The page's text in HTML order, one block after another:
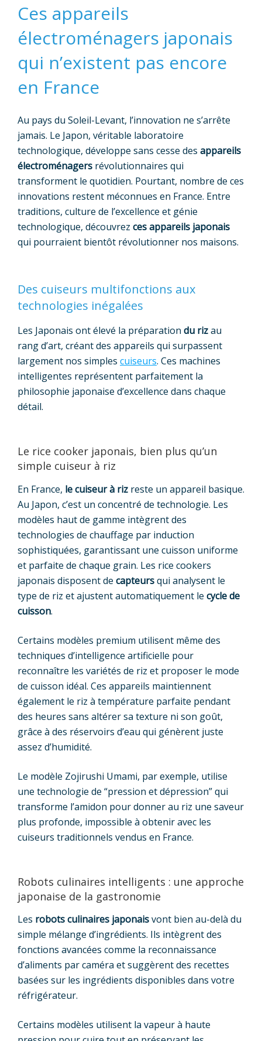
Ces appareils
électroménagers japonais
qui n’existent pas encore
en France
Au pays du Soleil-Levant, l’innovation ne s’arrête
jamais. Le Japon, véritable laboratoire
technologique, développe sans cesse des appareils
électroménagers révolutionnaires qui
transforment le quotidien. Pourtant, nombre de ces
innovations restent méconnues en France. Entre
traditions, culture de l’excellence et génie
technologique, découvrez ces appareils japonais
qui pourraient bientôt révolutionner nos maisons.
Des cuiseurs multifonctions aux
technologies inégalées
Les Japonais ont élevé la préparation du rizau
rang d’art, créant des appareils qui surpassent
largement nos simples cuiseurs. Ces machines
intelligentes représentent parfaitement la
philosophie japonaise d’excellence dans chaque
détail.
Le rice cooker japonais, bien plus qu’un
simple cuiseur à riz
En France, le cuiseur à riz reste un appareil basique.
Au Japon, c’est un concentré de technologie. Les
modèles haut de gamme intègrent des
technologies de chauffage par induction
sophistiquées, garantissant une cuisson uniforme
et parfaite de chaque grain. Les rice cookers
japonais disposent de capteursqui analysent le
type de riz et ajustent automatiquement le cycle de
cuisson.
Certains modèles premium utilisent même des
techniques d’intelligence artificielle pour
reconnaître les variétés de riz et proposer le mode
de cuisson idéal. Ces appareils maintiennent
également le riz à température parfaite pendant
des heures sans altérer sa texture ni son goût,
grâce à des réservoirs d’eau qui génèrent juste
assez d’humidité.
Le modèle Zojirushi Umami, par exemple, utilise
une technologie de “pression et dépression” qui
transforme l’amidon pour donner au riz une saveur
plus profonde, impossible à obtenir avec les
cuiseurs traditionnels vendus en France.
Robots culinaires intelligents : une approche
japonaise de la gastronomie
Les robots culinaires japonaisvont bien au-delà du
simple mélange d’ingrédients. Ils intègrent des
fonctions avancées comme la reconnaissance
d’aliments par caméra et suggèrent des recettes
basées sur les ingrédients disponibles dans votre
réfrigérateur.
Certains modèles utilisent la vapeur à haute